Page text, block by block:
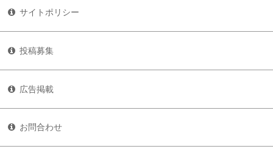
サイトポリシー
投稿募集
広告掲載
お問合わせ